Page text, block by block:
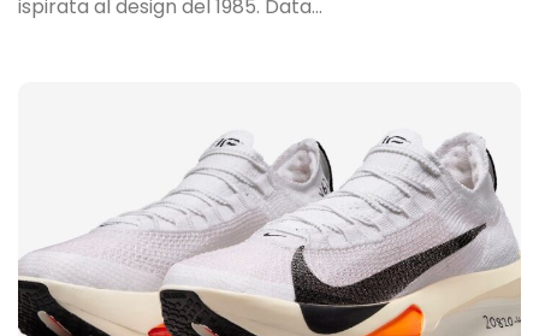
ispirata al design del 1985. Data...